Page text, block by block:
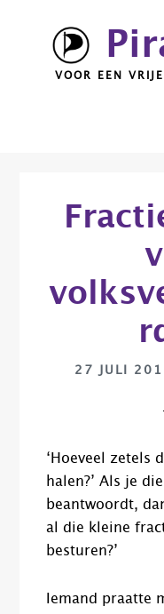
hoofdnavigatie
VOOR EEN
27 JULI
‘Hoeveel zetels
halen?’ Als je
beantwoordt,
al die kleine
besturen?’
Iemand praatte